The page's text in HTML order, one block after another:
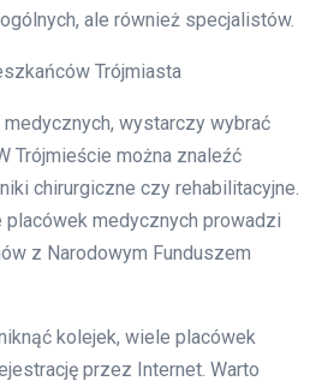
ale również specjalistów.
Trójmiasta
wystarczy wybrać
Trójmieście można znaleźć
chirurgiczne czy rehabilitacyjne.
medycznych prowadzi
z Narodowym Funduszem
kolejek, wiele placówek
przez Internet. Warto